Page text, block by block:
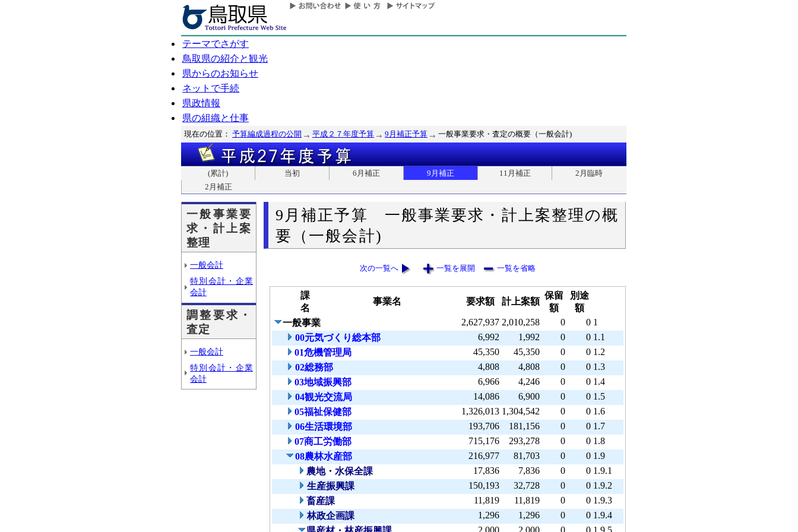
テーマでさがす
鳥取県の紹介と観光
県からのお知らせ
ネットで手続
県政情報
県の組織と仕事
現在の位置： 予算編成過程の公開 平成２７年度予算 9月補正予算 一般事業要求・査定の概要（一般会計)
(累計) 当初 6月補正 9月補正 11月補正
2月臨時
2月補正
一般事業要
求・計上案
整理
一般会計
特別会計・企業
会計
調整要求・
査定
一般会計
特別会計・企業
会計
9月補正予算 一般事業要求・計上案整理の概
要（一般会計)
次の一覧へ 一覧を展開 一覧を省略
課
名
事業名 要求額 計上案額
保留
額
別途
額
一般事業
2,627,937 2,010,258 0 0 1
00元気づくり総本部
6,992 1,992 0 0 1.1
01危機管理局
45,350 45,350 0 0 1.2
02総務部
4,808 4,808 0 0 1.3
03地域振興部
6,966 4,246 0 0 1.4
04観光交流局
14,086 6,900 0 0 1.5
05福祉保健部
1,326,013 1,304,542 0 0 1.6
06生活環境部
193,706 181,156 0 0 1.7
07商工労働部
715,176 293,278 0 0 1.8
08農林水産部
216,977 81,703 0 0 1.9
農地・水保全課
17,836 7,836 0 0 1.9.1
生産振興課
150,193 32,728 0 0 1.9.2
畜産課
11,819 11,819 0 0 1.9.3
林政企画課
1,296 1,296 0 0 1.9.4